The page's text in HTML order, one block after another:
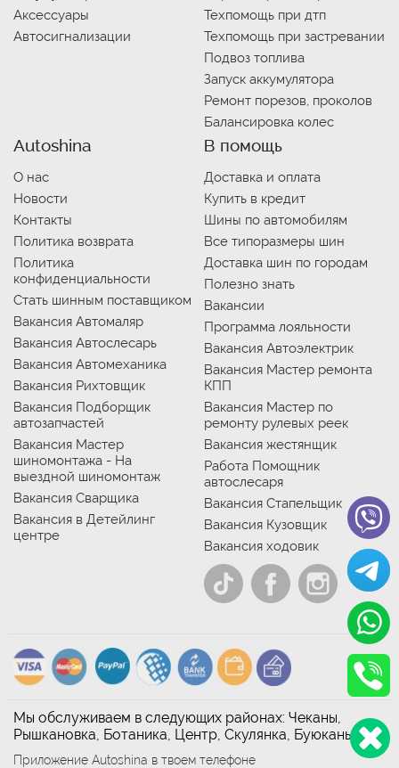
Аксессуары
Автосигнализации
Техпомощь при дтп
Техпомощь при застревании
Подвоз топлива
Запуск аккумулятора
Ремонт порезов, проколов
Балансировка колес
Autoshina
О нас
Новости
Контакты
Политика возврата
Политика
конфиденциальности
Стать шинным поставщиком
Вакансия Автомаляр
Вакансия Автослесарь
Вакансия Автомеханика
Вакансия Рихтовщик
Вакансия Подборщик
автозапчастей
Вакансия Мастер
шиномонтажа - На
выездной шиномонтаж
Вакансия Сварщика
Вакансия в Детейлинг
центре
В помощь
Доставка и оплата
Купить в кредит
Шины по автомобилям
Все типоразмеры шин
Доставка шин по городам
Полезно знать
Вакансии
Программа лояльности
Вакансия Автоэлектрик
Вакансия Мастер ремонта
КПП
Вакансия Мастер по
ремонту рулевых реек
Вакансия жестянщик
Работа Помощник
автослесаря
Вакансия Стапельщик
Вакансия Кузовщик
Вакансия ходовик
Мы обслуживаем в следующих районах: Чеканы,
Рышкановка, Ботаника, Центр, Скулянка, Буюканы
Приложение Autoshina в твоем телефоне